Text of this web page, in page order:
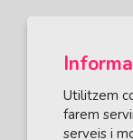
Utilitzem
farem
serveis i